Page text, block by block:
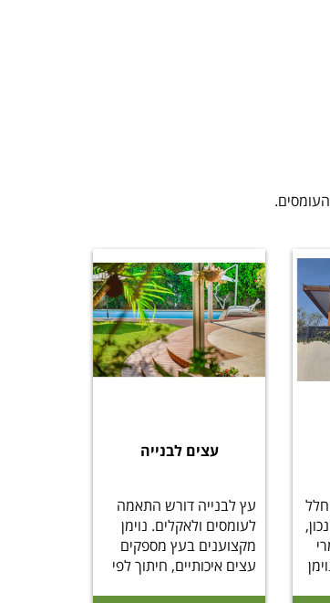
.
עצים לבנייה
עץ לבנייה דורש התאמה
לעומסים ולאקלים. נוימן
מקצוענים בעץ מספקים
עצים איכותיים, חיתוך לפי